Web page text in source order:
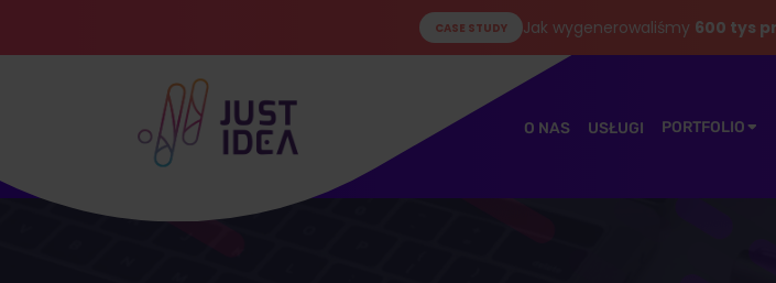
CASE STUDY Jak wygenerowaliśmy 600 tys
O NAS USŁUGI PORTFOLIO